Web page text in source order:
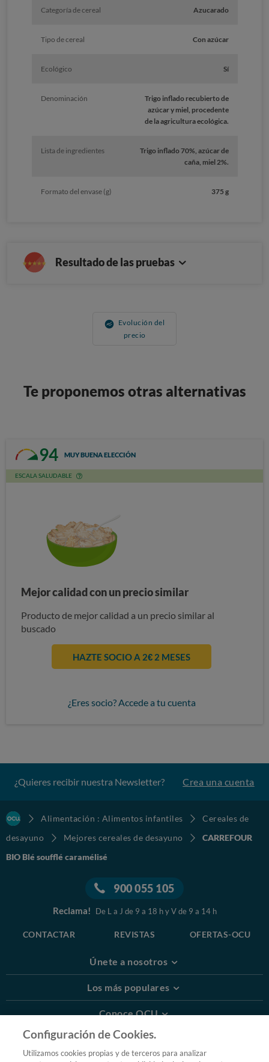
Categoría de cereal Azucarado
Tipo de cereal Con azúcar
Ecológico Sí
Denominación
Trigo inflado recubierto de
azúcar y miel, procedente
de la agricultura ecológica.
Lista de ingredientes
Trigo inflado 70%, azúcar de
caña, miel 2%.
Formato del envase (g) 375 g
Resultado de las pruebas
Evolución del
precio
Te proponemos otras alternativas
94 MUY BUENA ELECCIÓN
ESCALA SALUDABLE
Mejor calidad con un precio similar
Producto de mejor calidad a un precio similar al
buscado
HAZTE SOCIO A 2€ 2 MESES
¿Eres socio? Accede a tu cuenta
¿Quieres recibir nuestra Newsletter? Crea una cuenta
Alimentación : Alimentos infantiles
Cereales de
desayuno
Mejores cereales de desayuno
CARREFOUR
BIO Blé soufflé caramélisé
900 055 105
Reclama! De L a J de 9 a 18 h y V de 9 a 14 h
CONTACTAR REVISTAS OFERTAS-OCU
Únete a nosotros
Los más populares
Conoce OCU
Más Información
Configuración de Cookies.
Utilizamos cookies propias y de terceros para analizar